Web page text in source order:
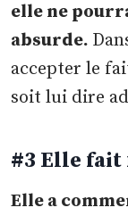
elle ne
absurde.
accepter le
soit lui dire
#3 Elle fait
Elle a